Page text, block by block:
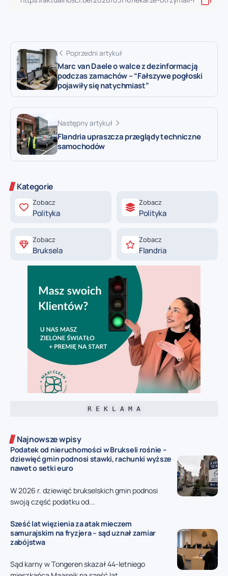
Poprzedni artykuł
Marc van Daele o walce z dezinformacją
podczas zamachów – “Fałszywe pogłoski
pojawiły się natychmiast”
Następny artykuł
Flandria upraszcza przeglądy techniczne
samochodów
Kategorie
Zobacz
Polityka
Zobacz
Polityka
Zobacz
Bruksela
Zobacz
Flandria
R E K L A M A
Najnowsze wpisy
Podatek od nieruchomości w Brukseli rośnie –
dziewięć gmin podnosi stawki, rachunki wyższe
nawet o setki euro
W 2026 r. dziewięć brukselskich gmin podnosi
swoją część podatku od...
Sześć lat więzienia za atak mieczem
samurajskim na fryzjera – sąd uznał zamiar
zabójstwa
Sąd karny w Tongeren skazał 44-letniego